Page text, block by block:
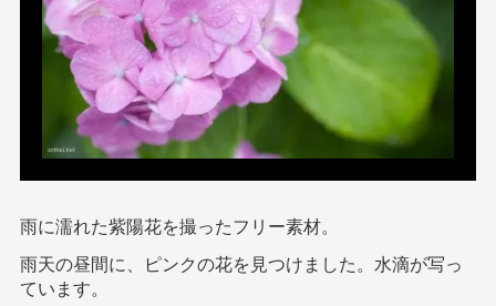
雨に濡れた紫陽花を撮ったフリー素材。
雨天の昼間に、ピンクの花を見つけました。水滴が写っ
ています。